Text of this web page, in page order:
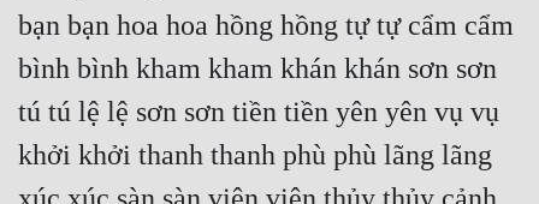
Phong Thủy - Tâm Linh
Phương Tây
Phản Phái
Quan Trường
bạn bạn hoa hoa hồng hồng tự tự cẩm cẩm
bình bình kham kham khán khán sơn sơn
tú tú lệ lệ sơn sơn tiền tiền yên yên vụ vụ
khởi khởi thanh thanh phù phù lãng lãng